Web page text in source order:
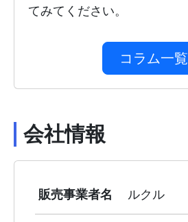
てみてください。
コラム一覧
会社情報
販売事業者名 ルクル